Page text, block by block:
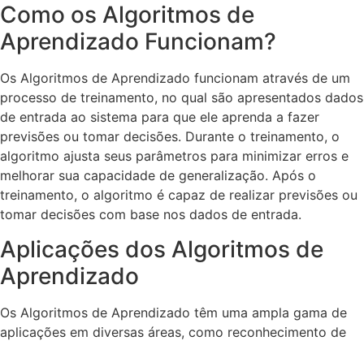
Como os Algoritmos de
Aprendizado Funcionam?
Os Algoritmos de Aprendizado funcionam através de um
processo de treinamento, no qual são apresentados dados
de entrada ao sistema para que ele aprenda a fazer
previsões ou tomar decisões. Durante o treinamento, o
algoritmo ajusta seus parâmetros para minimizar erros e
melhorar sua capacidade de generalização. Após o
treinamento, o algoritmo é capaz de realizar previsões ou
tomar decisões com base nos dados de entrada.
Aplicações dos Algoritmos de
Aprendizado
Os Algoritmos de Aprendizado têm uma ampla gama de
aplicações em diversas áreas, como reconhecimento de